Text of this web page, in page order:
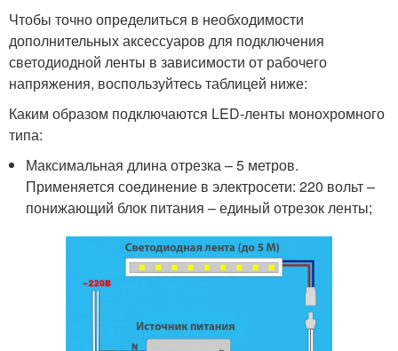
Чтобы точно определиться в необходимости
дополнительных аксессуаров для подключения
светодиодной ленты в зависимости от рабочего
напряжения, воспользуйтесь таблицей ниже:
Каким образом подключаются LED-ленты монохромного
типа:
Максимальная длина отрезка – 5 метров.
Применяется соединение в электросети: 220 вольт –
понижающий блок питания – единый отрезок ленты;